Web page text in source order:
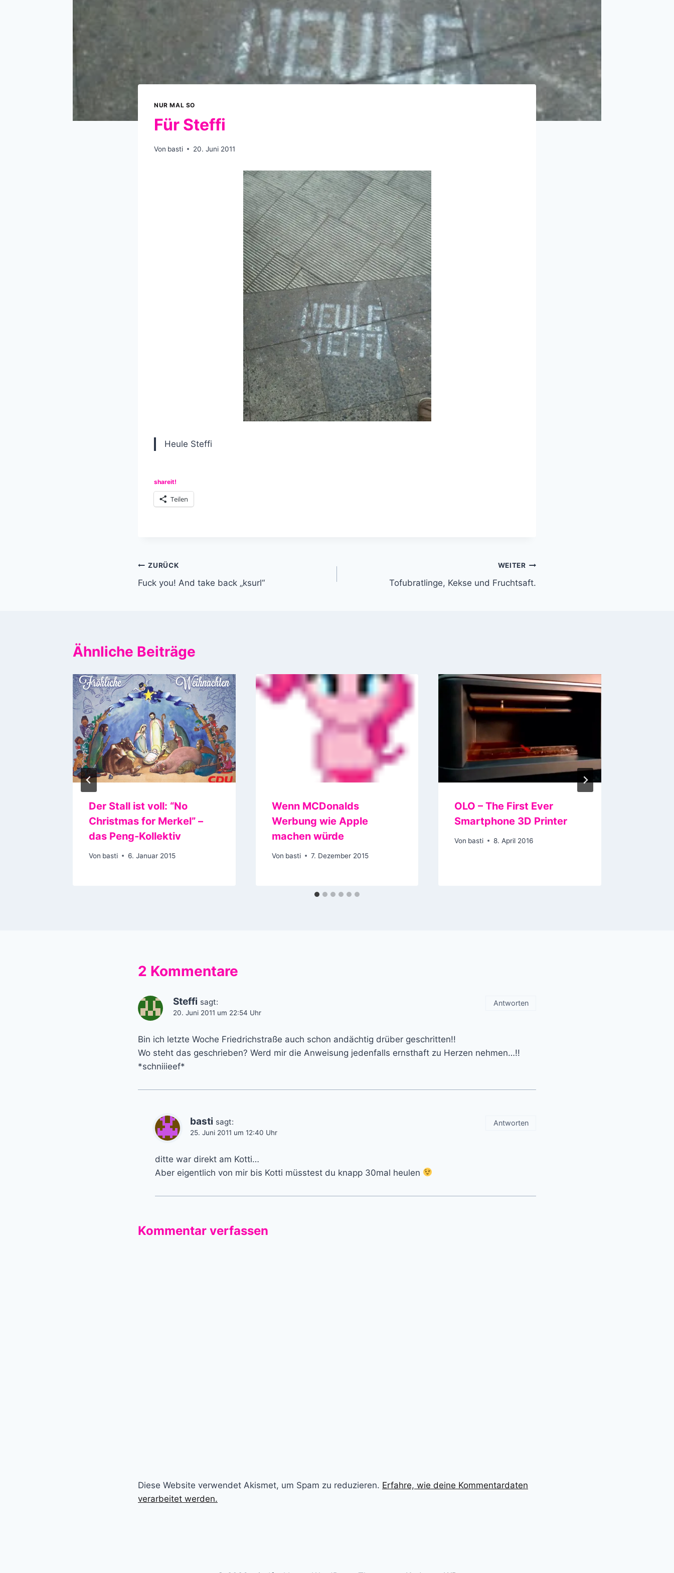
NUR MAL SO
Für Steffi
Von basti 20. Juni 2011
Heule Steffi
shareit!
Teilen
Beitragsnavigation
ZURÜCK
Fuck you! And take back „ksurl“
WEITER
Tofubratlinge, Kekse und Fruchtsaft.
Ähnliche Beiträge
Der Stall ist voll: “No
Christmas for Merkel” –
das Peng-Kollektiv
Von basti 6. Januar 2015
Wenn MCDonalds
Werbung wie Apple
machen würde
Von basti 7. Dezember 2015
OLO – The First Ever
Smartphone 3D Printer
Von basti 8. April 2016
2 Kommentare
Steffi sagt:
20. Juni 2011 um 22:54 Uhr
Bin ich letzte Woche Friedrichstraße auch schon andächtig drüber geschritten!!
Wo steht das geschrieben? Werd mir die Anweisung jedenfalls ernsthaft zu Herzen nehmen…!!
*schniiieef*
Antworten
basti sagt:
25. Juni 2011 um 12:40 Uhr
ditte war direkt am Kotti…
Aber eigentlich von mir bis Kotti müsstest du knapp 30mal heulen
Antworten
Kommentar verfassen
Diese Website verwendet Akismet, um Spam zu reduzieren. Erfahre, wie deine Kommentardaten
verarbeitet werden.